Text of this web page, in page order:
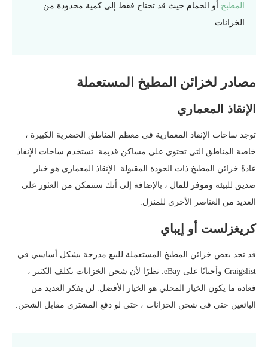
المطبخ أو الحمام حيث قد تحتاج فقط إلى كمية محدودة من
الخزانات.
مصادر لخزائن المطبخ المستعملة
الإنقاذ المعماري
توجد ساحات الإنقاذ المعمارية في معظم المناطق الحضرية الكبيرة ،
خاصة المناطق التي تحتوي على مساكن قديمة. تستخدم ساحات الإنقاذ
عادةً خزائن المطبخ ذات الجودة المقبولة. الإنقاذ المعماري هو خيار
صديق للبيئة وموفر للمال ، بالإضافة إلى أنك ستتمكن من العثور على
العديد من العناصر الأخرى للمنزل.
كريغزلست أو إيباي
قد تجد بعض خزائن المطبخ المستعملة للبيع مدرجة بشكل أساسي في
Craigslist وأحيانًا على eBay. نظرًا لأن شحن الخزانات يكلف الكثير ،
فعادة ما يكون الخيار المحلي هو الخيار الأفضل. لن يفكر العديد من
البائعين حتى في شحن الخزانات ، حتى لو دفع المشتري مقابل الشحن.